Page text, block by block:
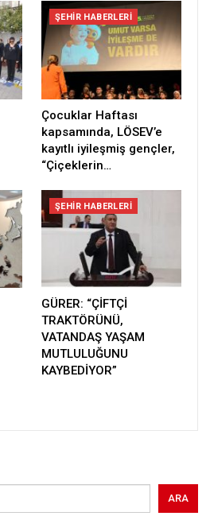
ŞEHIR HABERLERI
Çocuklar Haftası
kapsamında, LÖSEV’e
kayıtlı iyileşmiş gençler,
“Çiçeklerin…
ŞEHIR HABERLERI
GÜRER: “ÇİFTÇİ
TRAKTÖRÜNÜ,
VATANDAŞ YAŞAM
MUTLULUĞUNU
KAYBEDİYOR”
ARA